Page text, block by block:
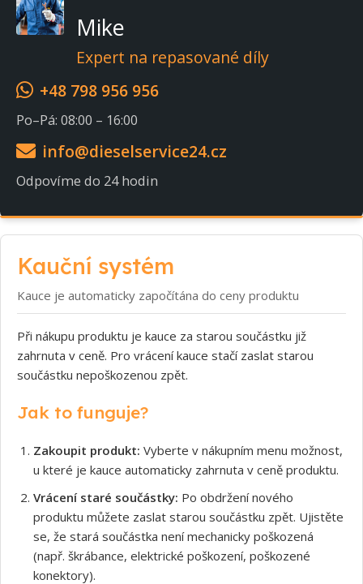
Mike
Expert na repasované díly
+48 798 956 956
Po–Pá: 08:00 – 16:00
info@dieselservice24.cz
Odpovíme do 24 hodin
Kauční systém
Kauce je automaticky započítána do ceny produktu
Při nákupu produktu je kauce za starou součástku již
zahrnuta v ceně. Pro vrácení kauce stačí zaslat starou
součástku nepoškozenou zpět.
Jak to funguje?
Zakoupit produkt: Vyberte v nákupním menu možnost,
u které je kauce automaticky zahrnuta v ceně produktu.
Vrácení staré součástky: Po obdržení nového
produktu můžete zaslat starou součástku zpět. Ujistěte
se, že stará součástka není mechanicky poškozená
(např. škrábance, elektrické poškození, poškozené
konektory).